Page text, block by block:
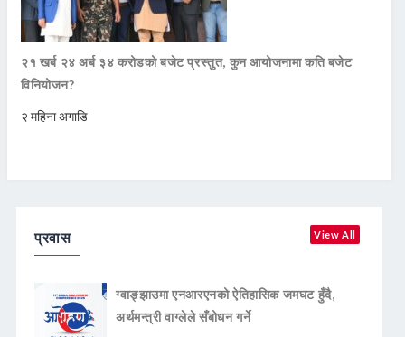
२१ खर्ब २४ अर्ब ३४ करोडको बजेट प्रस्तुत, कुन आयोजनामा कति बजेट
विनियोजन?
२ महिना अगाडि
प्रवास View All
ग्वाङ्झाउमा एनआरएनको ऐतिहासिक जमघट हुँदै,
अर्थमन्त्री वाग्लेले सँबोधन गर्ने